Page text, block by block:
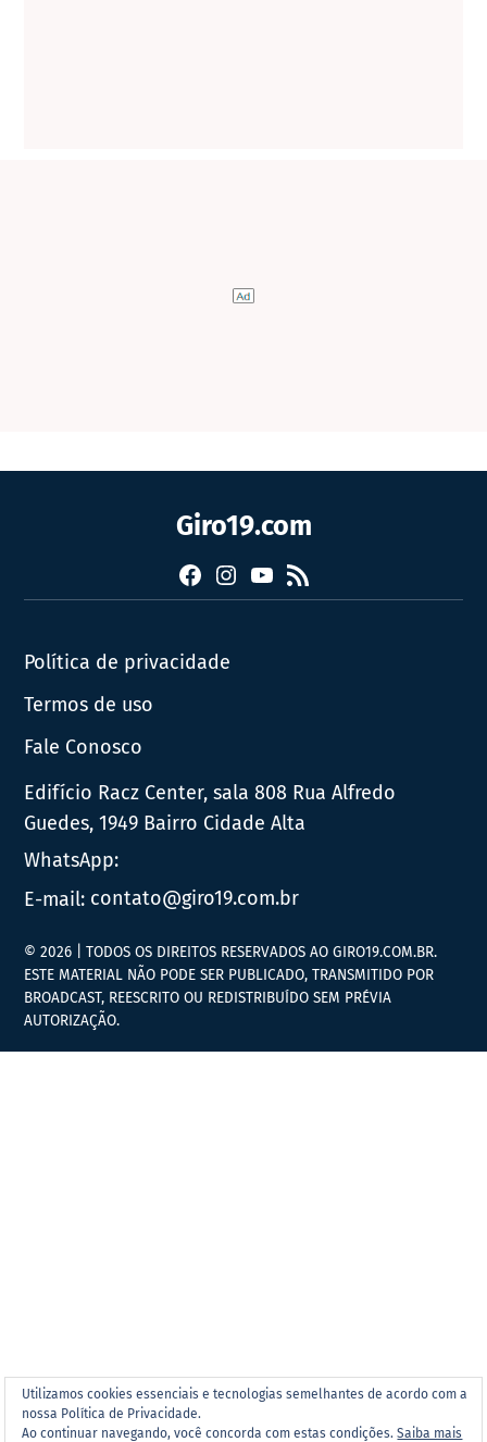
Giro19.com
FacebookInstagram
YouTube
RSS
Política de privacidade
Termos de uso
Fale Conosco
Edifício Racz Center, sala 808 Rua Alfredo
Guedes, 1949 Bairro Cidade Alta
WhatsApp:
E-mail: contato@giro19.com.br
Utilizamos cookies essenciais e tecnologias semelhantes de acordo com a
nossa Política de Privacidade.
Ao continuar navegando, você concorda com estas condições.Saiba mais
© 2026 | TODOS OS DIREITOS RESERVADOS AO GIRO19.COM.BR.
ESTE MATERIAL NÃO PODE SER PUBLICADO, TRANSMITIDO POR
BROADCAST, REESCRITO OU REDISTRIBUÍDO SEM PRÉVIA
AUTORIZAÇÃO.